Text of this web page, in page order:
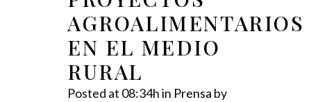
AGROALIMENTARIOS
EN EL MEDIO
RURAL
Posted at 08:34hin Prensa by